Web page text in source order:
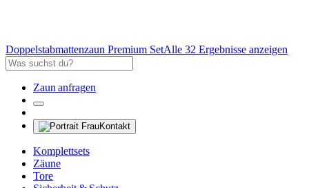
Doppelstabmattenzaun Premium SetAlle 32 Ergebnisse anzeigen
Zaun anfragen
Kontakt
Komplettsets
Zäune
Tore